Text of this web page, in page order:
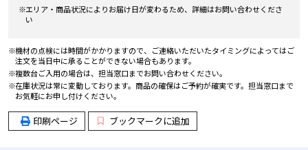
エリア・商品状況によりお届け日が変わるため、詳細はお問い合わせくださ
い
機材の点検には時間がかかりますので、ご連絡いただいたタイミングによってはご
注文を当日中に承ることができない場合もあります。
複数台ご入用の場合は、担当窓口までお問い合わせください。
在庫状況は常に変動しております。商品の確保はご予約が確実です。担当窓口まで
お気軽にお申し付けください。
印刷ページ ブックマークに追加